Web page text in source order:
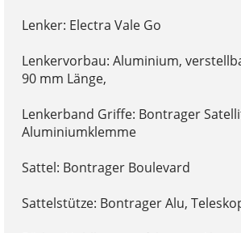
Lenker: Electra Vale Go
Lenkervorbau: Aluminium,
90 mm Länge,
Lenkerband Griffe: Bontrager
Aluminiumklemme
Sattel: Bontrager Boulevard
Sattelstütze: Bontrager Alu,